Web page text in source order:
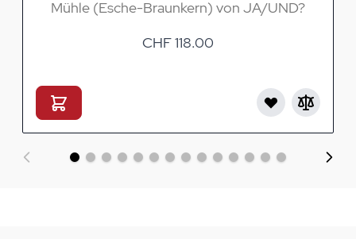
Mühle (Esche-Braunkern) von JA/UND?
CHF 118.00